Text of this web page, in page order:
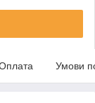
Умови